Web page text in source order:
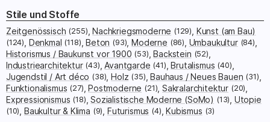
Stile und Stoffe
Zeitgenössisch (255) Nachkriegsmoderne (129) Kunst (am Bau)
(124) Denkmal (118) Beton (93) Moderne (86) Umbaukultur (84)
Historismus / Baukunst vor 1900 (53) Backstein (52)
Industriearchitektur (43) Avantgarde (41) Brutalismus (40)
Jugendstil / Art déco (38) Holz (35) Bauhaus / Neues Bauen (31)
Funktionalismus (27) Postmoderne (21) Sakralarchitektur (20)
Expressionismus (18) Sozialistische Moderne (SoMo) (13) Utopie
(10) Baukultur & Klima (9) Futurismus (4) Kubismus (3)